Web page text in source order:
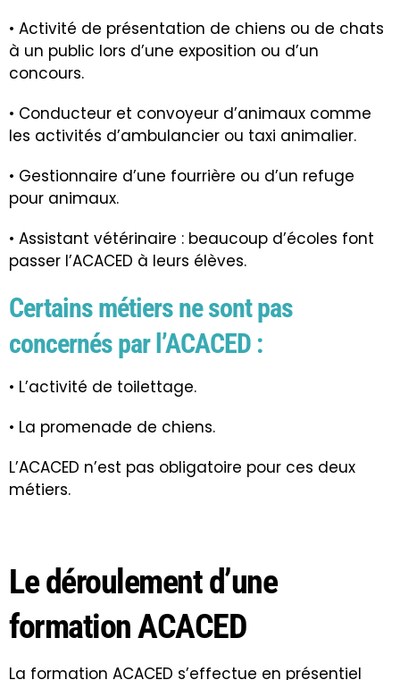
• Activité de présentation de chiens ou de chats
à un public lors d’une exposition ou d’un
concours.
• Conducteur et convoyeur d’animaux comme
les activités d’ambulancier ou taxi animalier.
• Gestionnaire d’une fourrière ou d’un refuge
pour animaux.
• Assistant vétérinaire : beaucoup d’écoles font
passer l’ACACED à leurs élèves.
Certains métiers ne sont pas
concernés par l’ACACED :
• L’activité de toilettage.
• La promenade de chiens.
L’ACACED n’est pas obligatoire pour ces deux
métiers.
Le déroulement d’une
formation ACACED
La formation ACACED s’effectue en présentiel